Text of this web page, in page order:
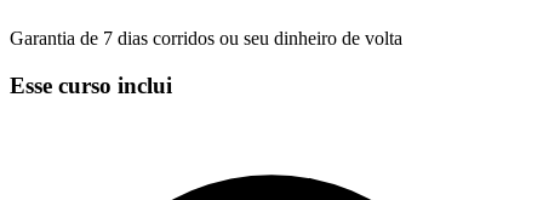
Garantia de 7 dias corridos ou seu dinheiro de volta
Esse curso inclui